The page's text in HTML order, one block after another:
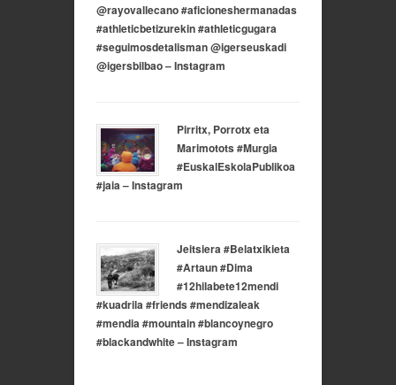
@rayovallecano #aficioneshermanadas
#athleticbetizurekin #athleticgugara
#seguimosdetalisman @igerseuskadi
@igersbilbao – Instagram
Pirritx, Porrotx eta
Marimotots #Murgia
#EuskalEskolaPublikoa
#jaia – Instagram
Jeitsiera #Belatxikieta
#Artaun #Dima
#12hilabete12mendi
#kuadrila #friends #mendizaleak
#mendia #mountain #blancoynegro
#blackandwhite – Instagram